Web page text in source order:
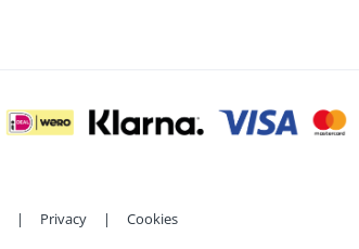
| Privacy | Cookies